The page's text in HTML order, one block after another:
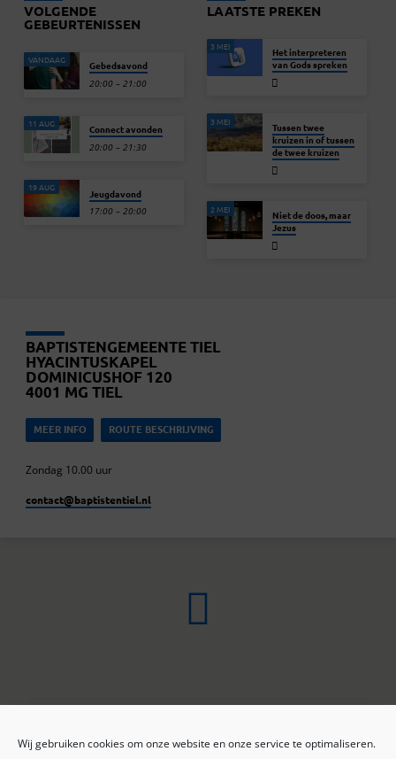
Wij gebruiken cookies om onze website en onze service te optimaliseren.
VOLGENDE
GEBEURTENISSEN
VANDAAG Gebedsavond
20:00 – 21:00
11 AUG Connect avonden
20:00 – 21:30
19 AUG Jeugdavond
17:00 – 20:00
LAATSTE PREKEN
3 MEI
Het interpreteren
van Gods spreken
3 MEI
Tussen twee
kruizen in of tussen
de twee kruizen
2 MEI
Niet de doos, maar
Jezus
BAPTISTENGEMEENTE TIEL
HYACINTUSKAPEL
DOMINICUSHOF 120
4001 MG TIEL
MEER INFO ROUTE BESCHRIJVING
Zondag 10.00 uur
contact​@baptistentiel.nl
ONLINE ARCHIEF